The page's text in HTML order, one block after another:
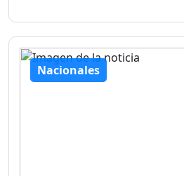
Nacionales